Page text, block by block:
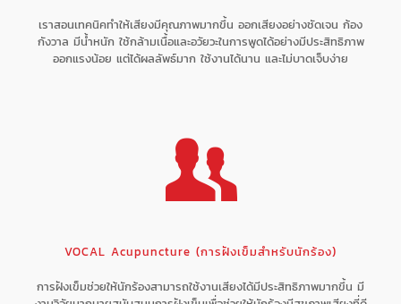
เราสอนเทคนิคทำให้เสียงมีคุณภาพมากขึ้น ออกเสียงอย่างชัดเจน ก้อง
กังวาล มีน้ำหนัก ใช้กล้ามเนื้อและอวัยวะในการพูดได้อย่างมีประสิทธิภาพ
ออกแรงน้อย แต่ได้ผลลัพธ์มาก ใช้งานได้นาน และไม่บาดเจ็บง่าย
VOCAL Acupuncture (การฝังเข็มสำหรับนักร้อง)
การฝังเข็มช่วยให้นักร้องสามารถใช้งานเสียงได้มีประสิทธิภาพมากขึ้น มี